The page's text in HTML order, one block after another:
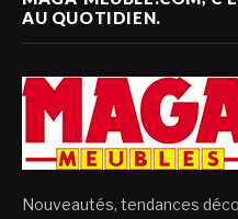
AU QUOTIDIEN.
Nouveautés, tendances